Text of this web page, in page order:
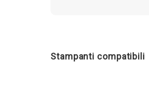
Stampanti compatibili